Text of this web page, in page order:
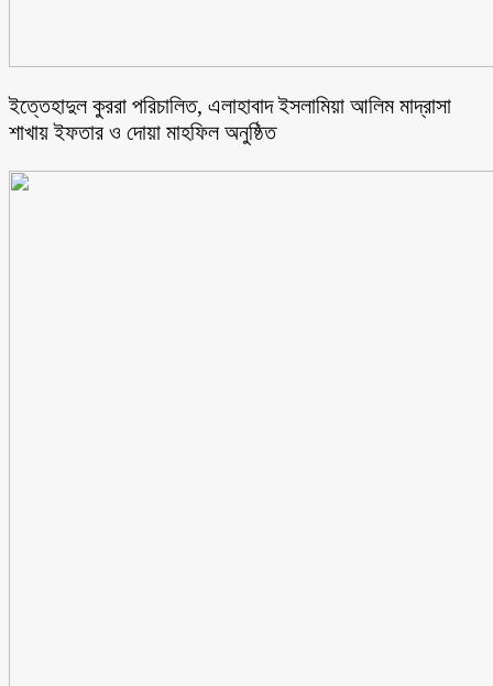
ইত্তেহাদুল কুররা পরিচালিত, এলাহাবাদ ইসলামিয়া আলিম মাদ্রাসা
শাখায় ইফতার ও দোয়া মাহফিল অনুষ্ঠিত